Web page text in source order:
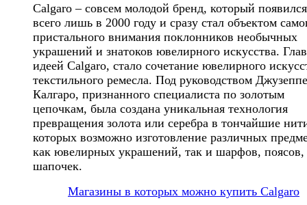
Calgaro – совсем молодой бренд, который появился
всего лишь в 2000 году и сразу стал объектом
пристального внимания поклонников необычных
украшений и знатоков ювелирного искусства.
идеей Calgaro, стало сочетание ювелирного
текстильного ремесла. Под руководством Джузеппе
Калгаро, признанного специалиста по золотым
цепочкам, была создана уникальная технология
превращения золота или серебра в тончайшие
которых возможно изготовление различных
как ювелирных украшений, так и шарфов, поясов,
шапочек.
Магазины в которых можно купить Calgaro